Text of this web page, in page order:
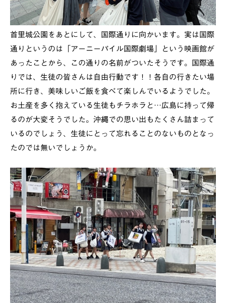
首里城公園をあとにして、国際通りに向かいます。実は国際
通りというのは「アーニーパイル国際劇場」という映画館が
あったことから、この通りの名前がついたそうです。国際通
りでは、生徒の皆さんは自由行動です！！各自の行きたい場
所に行き、美味しいご飯を食べて楽しんでいるようでした。
お土産を多く抱えている生徒もチラホラと…広島に持って帰
るのが大変そうでした。沖縄での思い出もたくさん詰まって
いるのでしょう、生徒にとって忘れることのないものとなっ
たのでは無いでしょうか。